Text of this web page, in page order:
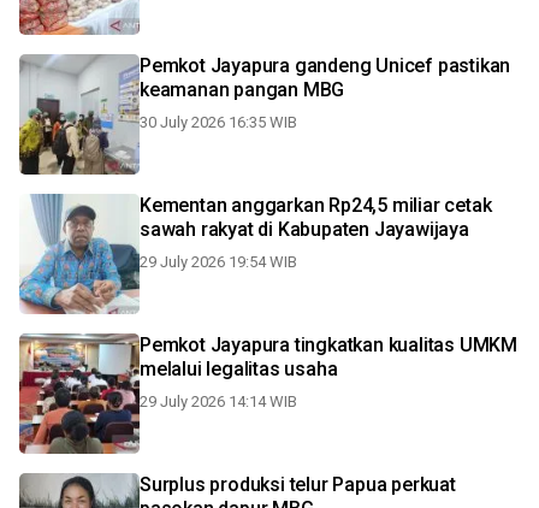
Pemkot Jayapura gandeng Unicef pastikan
keamanan pangan MBG
30 July 2026 16:35 WIB
Kementan anggarkan Rp24,5 miliar cetak
sawah rakyat di Kabupaten Jayawijaya
29 July 2026 19:54 WIB
Pemkot Jayapura tingkatkan kualitas UMKM
melalui legalitas usaha
29 July 2026 14:14 WIB
Surplus produksi telur Papua perkuat